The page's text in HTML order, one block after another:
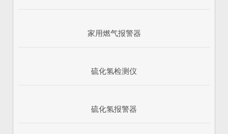
家用燃气报警器
硫化氢检测仪
硫化氢报警器